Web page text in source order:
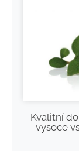
Kvalitní
vysoce